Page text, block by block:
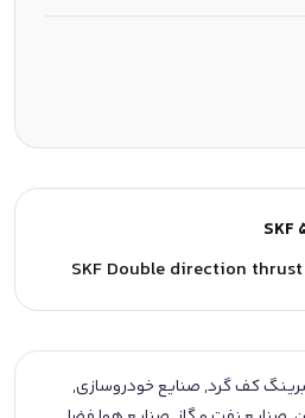
SKF Double direction
کف گرد,صنایع خودروسازی,